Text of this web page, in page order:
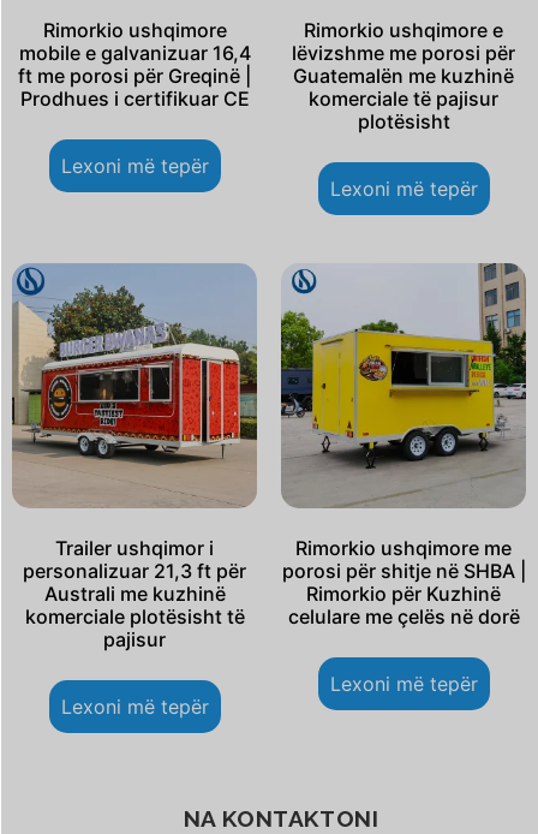
Rimorkio ushqimore
mobile e galvanizuar 16,4
ft me porosi për Greqinë |
Prodhues i certifikuar CE
Lexoni më tepër
Rimorkio ushqimore e
lëvizshme me porosi për
Guatemalën me kuzhinë
komerciale të pajisur
plotësisht
Lexoni më tepër
Trailer ushqimor i
personalizuar 21,3 ft për
Australi me kuzhinë
komerciale plotësisht të
pajisur
Lexoni më tepër
Rimorkio ushqimore me
porosi për shitje në SHBA |
Rimorkio për Kuzhinë
celulare me çelës në dorë
Lexoni më tepër
NA KONTAKTONI